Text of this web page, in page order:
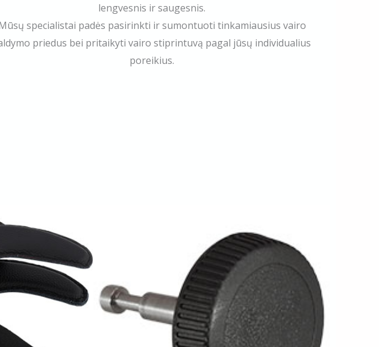
lengvesnis ir saugesnis.​
specialistai padės pasirinkti ir sumontuoti tinkamiausius vairo
priedus bei pritaikyti vairo stiprintuvą pagal jūsų individualius
poreikius.